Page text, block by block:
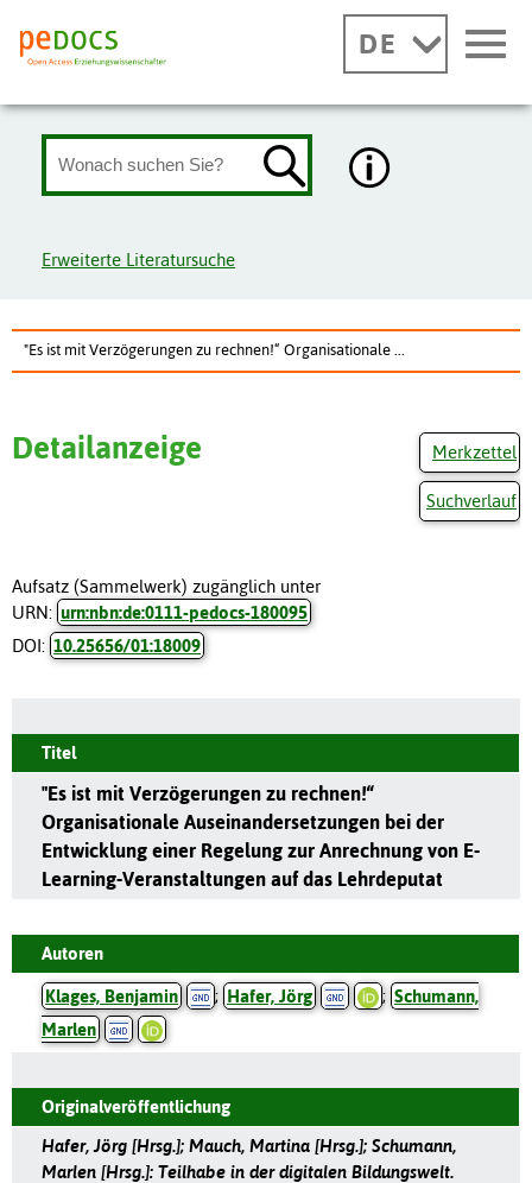
DE
Erweiterte Literatursuche
"Es ist mit Verzögerungen zu rechnen!“ Organisationale ...
Merkzettel
Suchverlauf
Detailanzeige
Aufsatz (Sammelwerk) zugänglich unter
URN: urn:nbn:de:0111-pedocs-180095
DOI: 10.25656/01:18009
Titel
"Es ist mit Verzögerungen zu rechnen!“
Organisationale Auseinandersetzungen bei der
Entwicklung einer Regelung zur Anrechnung von E-
Learning-Veranstaltungen auf das Lehrdeputat
Autoren
Klages, Benjamin ; Hafer, Jörg ; Schumann,
Marlen
Originalveröffentlichung
Hafer, Jörg [Hrsg.]; Mauch, Martina [Hrsg.]; Schumann,
Marlen [Hrsg.]: Teilhabe in der digitalen Bildungswelt.